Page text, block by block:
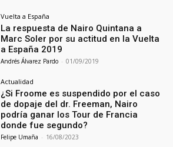
Vuelta a España
La respuesta de Nairo Quintana a
Marc Soler por su actitud en la Vuelta
a España 2019
Andrés Álvarez Pardo - 01/09/2019
Actualidad
¿Si Froome es suspendido por el caso
de dopaje del dr. Freeman, Nairo
podría ganar los Tour de Francia
donde fue segundo?
Felipe Umaña - 16/08/2023